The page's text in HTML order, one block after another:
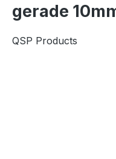
gerade
QSP Products